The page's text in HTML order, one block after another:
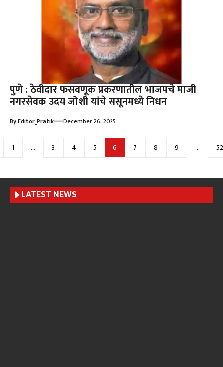
पुणे : ठेवीदार फसवणूक प्रकरणातील भाजपचे माजी
नगरसेवक उदय जोशी यांचे ससूनमध्ये निधन
ByEditor_Pratik—December 26, 2025
1 … 3 4 5 6 7 8 9 … 52
LATEST NEWS